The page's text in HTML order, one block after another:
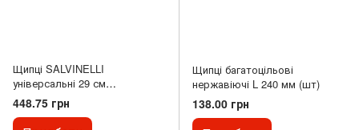
Щипці SALVINELLI
універсальні 29 см
(MOLUNHO)
448.75 грн
Щипці багатоцільові
нержавіючі L 240 мм (шт)
138.00 грн